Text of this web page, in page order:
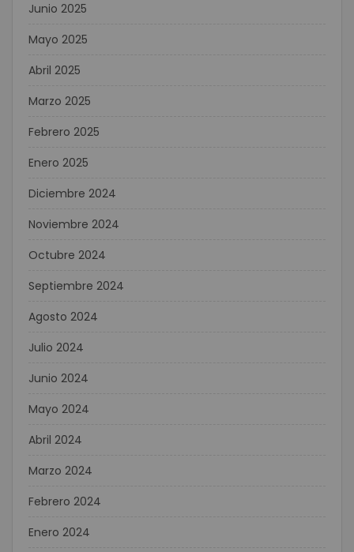
Junio 2025
Mayo 2025
Abril 2025
Marzo 2025
Febrero 2025
Enero 2025
Diciembre 2024
Noviembre 2024
Octubre 2024
Septiembre 2024
Agosto 2024
Julio 2024
Junio 2024
Mayo 2024
Abril 2024
Marzo 2024
Febrero 2024
Enero 2024